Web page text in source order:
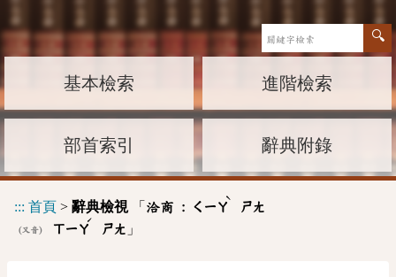
基本檢索 進階檢索
部首索引 辭典附錄
::: 首頁 > 辭典檢視「 洽商 : ㄑㄧㄚ
ˋ
ㄕㄤ
(又音) ㄒㄧㄚ
ˊ
ㄕㄤ 」